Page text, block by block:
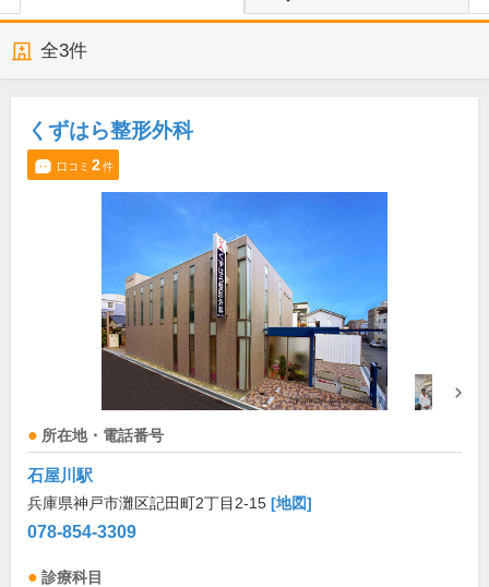
全3件
くずはら整形外科
口コミ 2件
所在地・電話番号
石屋川駅
兵庫県神戸市灘区記田町2丁目2-15 [地図]
078-854-3309
診療科目